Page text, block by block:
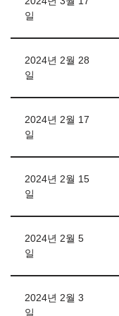
일
2024년 2월 28
일
2024년 2월 17
일
2024년 2월 15
일
2024년 2월 5
일
2024년 2월 3
일